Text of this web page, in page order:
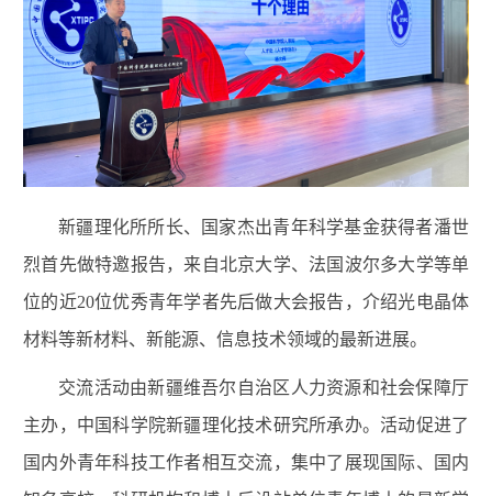
新疆理化所所长、国家杰出青年科学基金获得者潘世
烈首先做特邀报告，来自北京大学、法国波尔多大学等单
位的近20位优秀青年学者先后做大会报告，介绍光电晶体
材料等新材料、新能源、信息技术领域的最新进展。
交流活动由新疆维吾尔自治区人力资源和社会保障厅
主办，中国科学院新疆理化技术研究所承办。活动促进了
国内外青年科技工作者相互交流，集中了展现国际、国内